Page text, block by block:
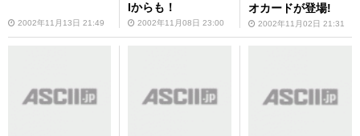
2002年11月13日 21:49
Iからも！
2002年11月08日 23:00
オカードが登場!
2002年11月02日 21:31